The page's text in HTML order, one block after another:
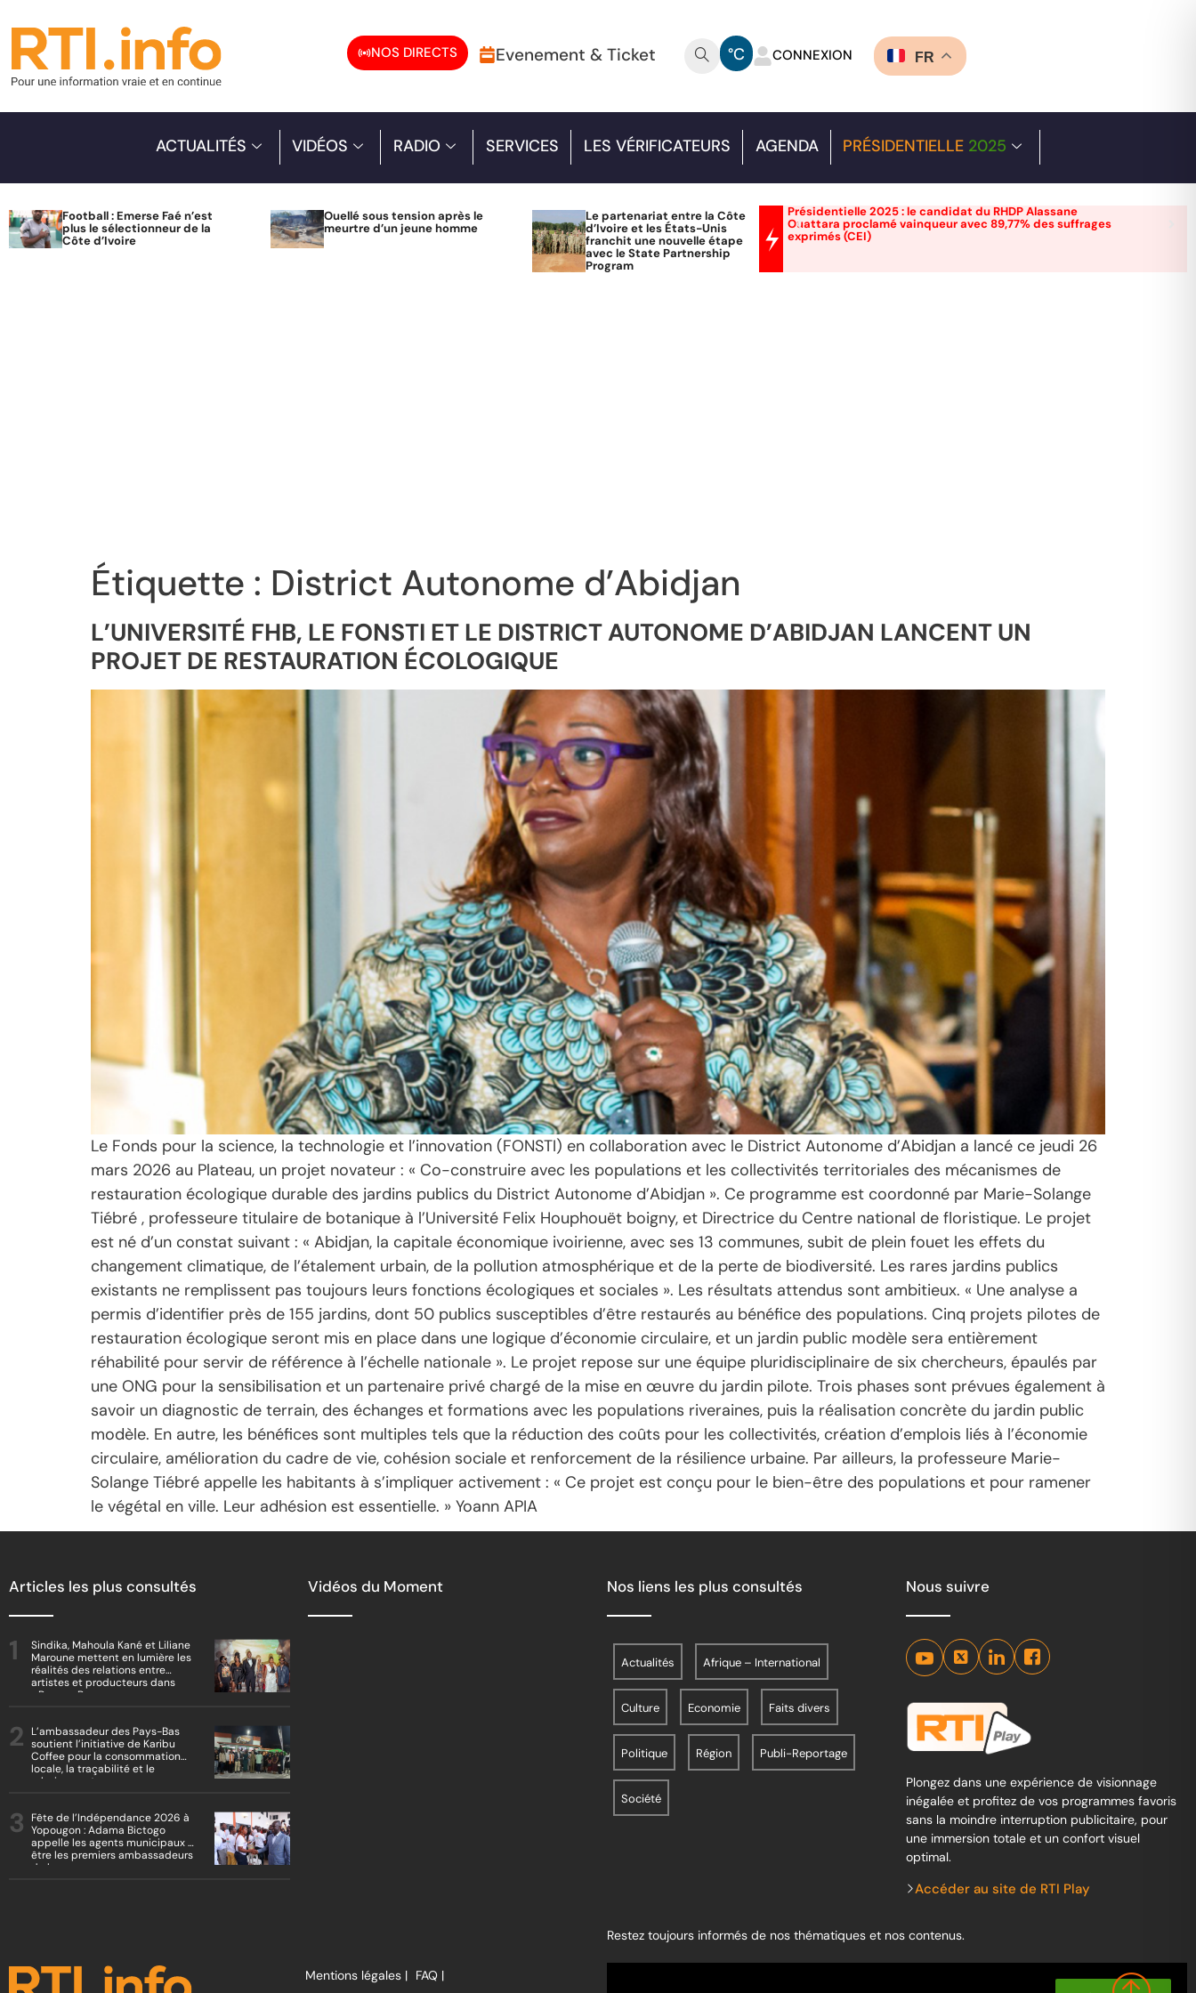
NOS DIRECTS Evenement & Ticket °C CONNEXION FR
ACTUALITÉS VIDÉOS RADIO SERVICES LES VÉRIFICATEURS AGENDA PRÉSIDENTIELLE 2025
Football : Emerse Faé n’est
plus le sélectionneur de la
Côte d’Ivoire
Ouellé sous tension après le
meurtre d’un jeune homme
Le partenariat entre la Côte
d’Ivoire et les États-Unis
franchit une nouvelle étape
avec le State Partnership
Program
Présidentielle 2025 : le candidat du RHDP Alassane
Ouattara proclamé vainqueur avec 89,77% des suffrages
exprimés (CEI)
Étiquette : District Autonome d’Abidjan
L’UNIVERSITÉ FHB, LE FONSTI ET LE DISTRICT AUTONOME D’ABIDJAN LANCENT UN
PROJET DE RESTAURATION ÉCOLOGIQUE
Le Fonds pour la science, la technologie et l’innovation (FONSTI) en collaboration avec le District Autonome d’Abidjan a lancé ce jeudi 26
mars 2026 au Plateau, un projet novateur : « Co-construire avec les populations et les collectivités territoriales des mécanismes de
restauration écologique durable des jardins publics du District Autonome d’Abidjan ». Ce programme est coordonné par Marie-Solange
Tiébré , professeure titulaire de botanique à l’Université Felix Houphouët boigny, et Directrice du Centre national de floristique. Le projet
est né d’un constat suivant : « Abidjan, la capitale économique ivoirienne, avec ses 13 communes, subit de plein fouet les effets du
changement climatique, de l’étalement urbain, de la pollution atmosphérique et de la perte de biodiversité. Les rares jardins publics
existants ne remplissent pas toujours leurs fonctions écologiques et sociales ». Les résultats attendus sont ambitieux. « Une analyse a
permis d’identifier près de 155 jardins, dont 50 publics susceptibles d’être restaurés au bénéfice des populations. Cinq projets pilotes de
restauration écologique seront mis en place dans une logique d’économie circulaire, et un jardin public modèle sera entièrement
réhabilité pour servir de référence à l’échelle nationale ». Le projet repose sur une équipe pluridisciplinaire de six chercheurs, épaulés par
une ONG pour la sensibilisation et un partenaire privé chargé de la mise en œuvre du jardin pilote. Trois phases sont prévues également à
savoir un diagnostic de terrain, des échanges et formations avec les populations riveraines, puis la réalisation concrète du jardin public
modèle. En autre, les bénéfices sont multiples tels que la réduction des coûts pour les collectivités, création d’emplois liés à l’économie
circulaire, amélioration du cadre de vie, cohésion sociale et renforcement de la résilience urbaine. Par ailleurs, la professeure Marie-
Solange Tiébré appelle les habitants à s’impliquer activement : « Ce projet est conçu pour le bien-être des populations et pour ramener
le végétal en ville. Leur adhésion est essentielle. » Yoann APIA
Articles les plus consultés
Sindika, Mahoula Kané et Liliane
Maroune mettent en lumière les
réalités des relations entre
artistes et producteurs dans
« Boss vs Boss »
L’ambassadeur des Pays-Bas
soutient l’initiative de Karibu
Coffee pour la consommation
locale, la traçabilité et le
reboisement
Fête de l’Indépendance 2026 à
Yopougon : Adama Bictogo
appelle les agents municipaux à
être les premiers ambassadeurs
de la commune
Vidéos du Moment Nos liens les plus consultés
Actualités Afrique – International
Culture Economie Faits divers
Politique Région Publi-Reportage
Société
Nous suivre
Plongez dans une expérience de visionnage
inégalée et profitez de vos programmes favoris
sans la moindre interruption publicitaire, pour
une immersion totale et un confort visuel
optimal.
Accéder au site de RTI Play
Mentions légales | FAQ |
Restez toujours informés de nos thématiques et nos contenus.